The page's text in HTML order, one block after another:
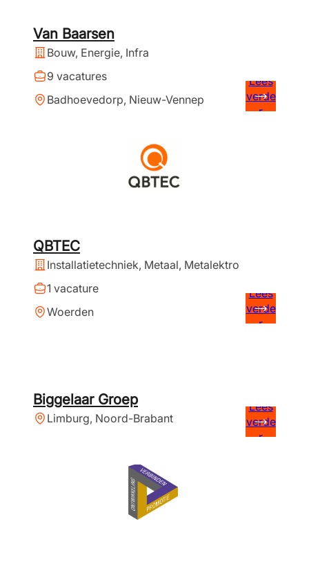
Van Baarsen
Bouw, Energie, Infra
9 vacatures
Badhoevedorp, Nieuw-Vennep
Lees
verde
r
QBTEC
Installatietechniek, Metaal, Metalektro
1 vacature
Woerden
Lees
verde
r
Biggelaar Groep
Limburg, Noord-Brabant
Lees
verde
r